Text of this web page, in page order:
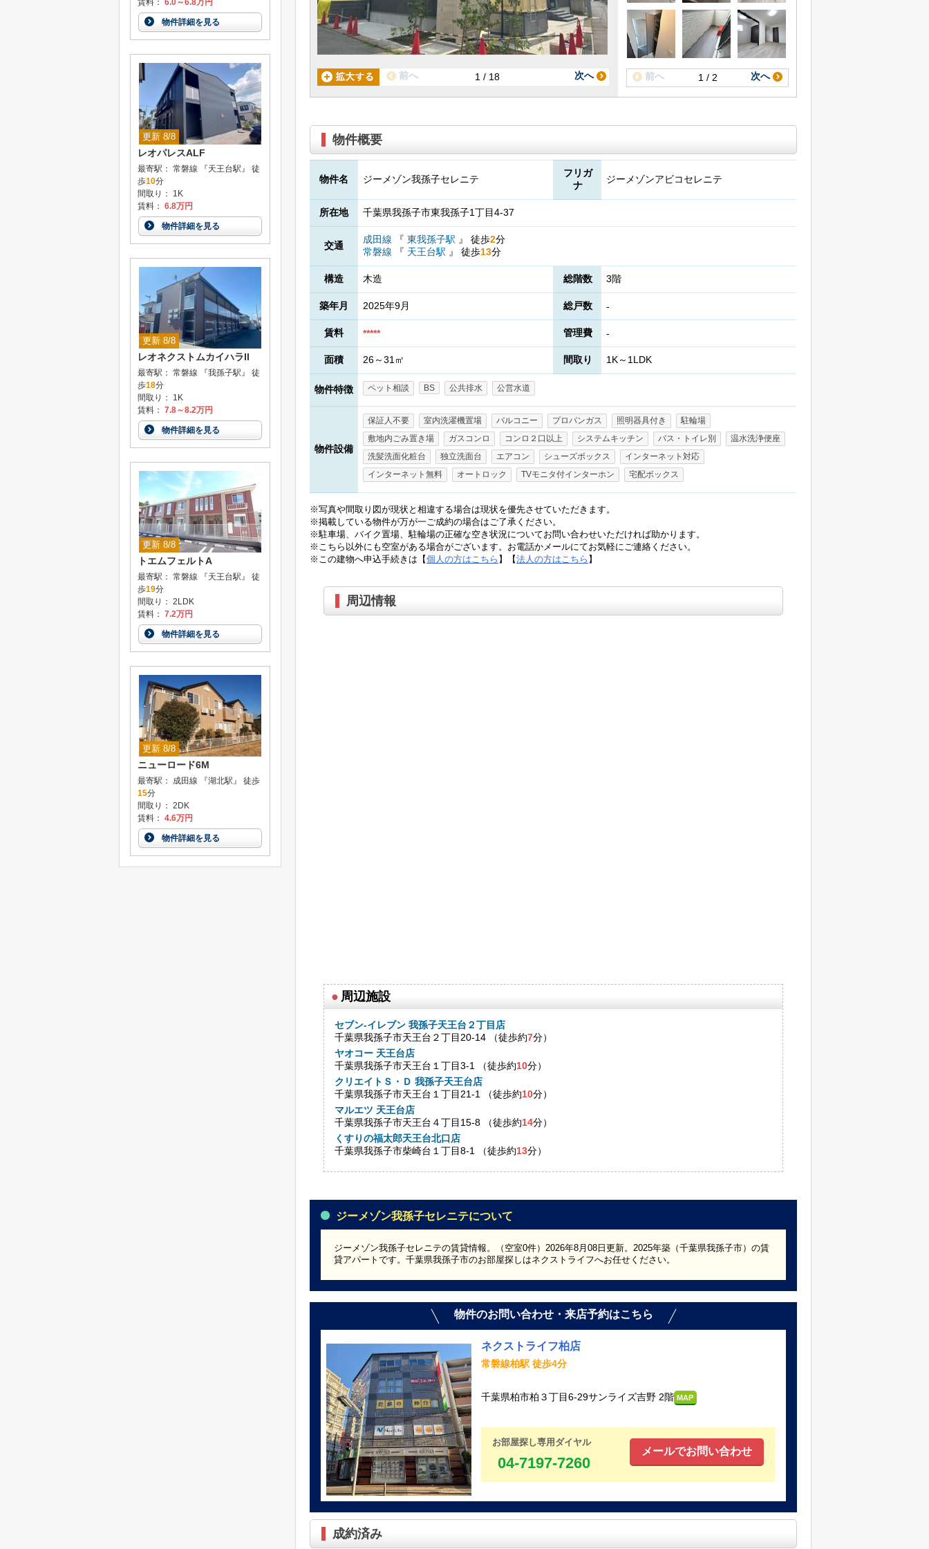
1 / 18
前へ 次へ 1 / 2
前へ 次へ
物件概要
物件名 ジーメゾン我孫子セレニテ
フリガ
ナ
ジーメゾンアビコセレニテ
所在地 千葉県我孫子市東我孫子1丁目4-37
交通
成田線 『 東我孫子駅 』 徒歩2分
常磐線
『 天王台駅 』 徒歩13分
構造 木造 総階数 3階
築年月 2025年9月 総戸数 -
賃料 ***** 管理費 -
面積 26～31㎡ 間取り 1K～1LDK
物件特徴 ペット相談 BS 公共排水 公営水道
物件設備
保証人不要 室内洗濯機置場 バルコニー プロパンガス 照明器具付き
駐輪場
敷地内ごみ置き場
ガスコンロ コンロ２口以上 システムキッチン バス・トイレ別
温水洗浄便座
洗髪洗面化粧台
独立洗面台 エアコン シューズボックス
インターネット対応
インターネット無料
オートロック TVモニタ付インターホン 宅配ボックス
※写真や間取り図が現状と相違する場合は現状を優先させていただきます。
※掲載している物件が万が一ご成約の場合はご了承ください。
※駐車場、バイク置場、駐輪場の正確な空き状況についてお問い合わせいただければ助かります。
※こちら以外にも空室がある場合がございます。お電話かメールにてお気軽にご連絡ください。
※この建物へ申込手続きは【個人の方はこちら 】【法人の方はこちら 】
周辺情報
● 周辺施設
セブン-イレブン 我孫子天王台２丁目店
千葉県我孫子市天王台２丁目20-14 （徒歩約7分）
ヤオコー 天王台店
千葉県我孫子市天王台１丁目3-1 （徒歩約10分）
クリエイトＳ・Ｄ 我孫子天王台店
千葉県我孫子市天王台１丁目21-1 （徒歩約10分）
マルエツ 天王台店
千葉県我孫子市天王台４丁目15-8 （徒歩約14分）
くすりの福太郎天王台北口店
千葉県我孫子市柴崎台１丁目8-1 （徒歩約13分）
ジーメゾン我孫子セレニテについて
ジーメゾン我孫子セレニテの賃貸情報。（空室0件）2026年8月08日更新。2025年築（千葉県我孫子市）の賃
貸アパートです。千葉県我孫子市のお部屋探しはネクストライフへお任せください。
物件のお問い合わせ・来店予約はこちら
ネクストライフ柏店
常磐線柏駅 徒歩4分
千葉県柏市柏３丁目6-29サンライズ吉野 2階 MAP
お部屋探し専用ダイヤル
04-7197-7260
メールでお問い合わせ
成約済み
賃料： 6.0～6.8万円
物件詳細を見る
更新 8/8
レオパレスALF
最寄駅： 常磐線 『天王台駅』 徒
歩10分
間取り： 1K
賃料： 6.8万円
物件詳細を見る
更新 8/8
レオネクストムカイハラII
最寄駅： 常磐線 『我孫子駅』 徒
歩18分
間取り： 1K
賃料： 7.8～8.2万円
物件詳細を見る
更新 8/8
トエムフェルトA
最寄駅： 常磐線 『天王台駅』 徒
歩19分
間取り： 2LDK
賃料： 7.2万円
物件詳細を見る
更新 8/8
ニューロード6M
最寄駅： 成田線 『湖北駅』 徒歩
15分
間取り： 2DK
賃料： 4.6万円
物件詳細を見る